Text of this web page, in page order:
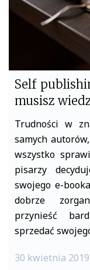
Self
musisz
Trudności w
samych
wszystko
pisarzy
swojego e-
dobrze
przynieść
sprzedać
30 kwietnia 2019